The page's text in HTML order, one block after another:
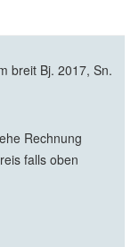
breit Bj. 2017, Sn.
Rechnung
falls oben